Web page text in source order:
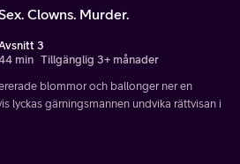
Clowns. Murder.
3
min Tillgänglig 3+ månader
blommor och ballonger ner en
lyckas gärningsmannen undvika rättvisan i